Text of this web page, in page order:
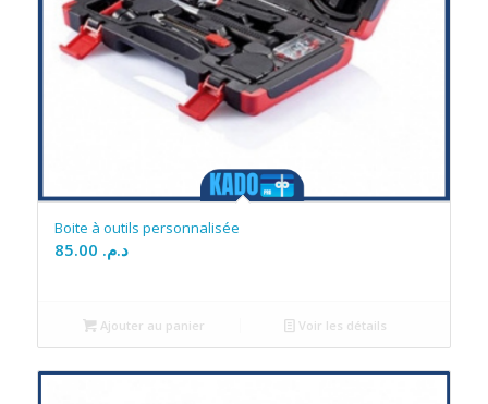
Boite à outils personnalisée
د.م.
Ajouter au panier Voir les détails